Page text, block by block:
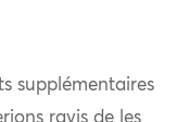
supplémentaires
ravis de les